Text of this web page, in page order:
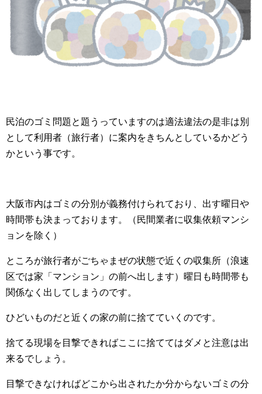
民泊のゴミ問題と題うっていますのは適法違法の是非は別
として利用者（旅行者）に案内をきちんとしているかどう
かという事です。
大阪市内はゴミの分別が義務付けられており、出す曜日や
時間帯も決まっております。（民間業者に収集依頼マンシ
ョンを除く）
ところが旅行者がごちゃまぜの状態で近くの収集所（浪速
区では家「マンション」の前へ出します）曜日も時間帯も
関係なく出してしまうのです。
ひどいものだと近くの家の前に捨てていくのです。
捨てる現場を目撃できればここに捨ててはダメと注意は出
来るでしょう。
目撃できなければどこから出されたか分からないゴミの分